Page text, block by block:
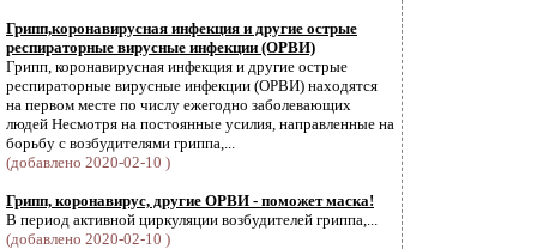
Грипп,коронавирусная инфекция и другие острые
респираторные вирусные инфекции (ОРВИ)
Грипп, коронавирусная инфекция и другие острые
респираторные вирусные инфекции (ОРВИ) находятся
на первом месте по числу ежегодно заболевающих
людей Несмотря на постоянные усилия, направленные на
борьбу с возбудителями гриппа,...
(добавлено 2020-02-10 )
Грипп, коронавирус, другие ОРВИ - поможет маска!
В период активной циркуляции возбудителей гриппа,...
(добавлено 2020-02-10 )